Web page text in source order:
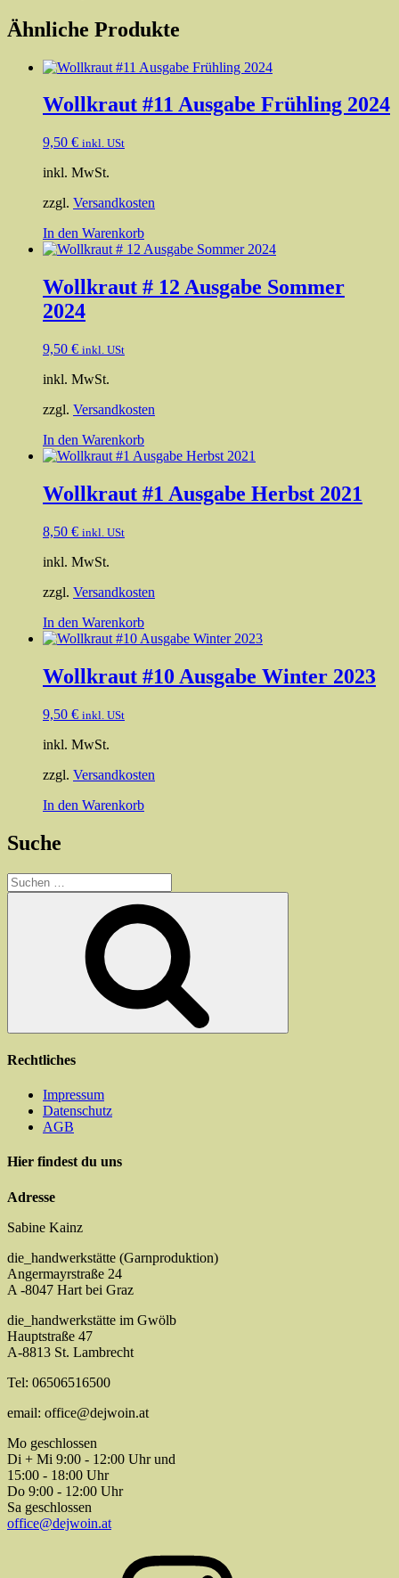
Ähnliche Produkte
Wollkraut #11 Ausgabe Frühling 2024
9,50 € inkl. USt
inkl. MwSt.
zzgl. Versandkosten
In den Warenkorb
Wollkraut # 12 Ausgabe Sommer
2024
9,50 € inkl. USt
inkl. MwSt.
zzgl. Versandkosten
In den Warenkorb
Wollkraut #1 Ausgabe Herbst 2021
8,50 € inkl. USt
inkl. MwSt.
zzgl. Versandkosten
In den Warenkorb
Wollkraut #10 Ausgabe Winter 2023
9,50 € inkl. USt
inkl. MwSt.
zzgl. Versandkosten
In den Warenkorb
Suche
Suchen
nach:
Rechtliches
Impressum
Datenschutz
AGB
Hier findest du uns
Adresse
Sabine Kainz
die_handwerkstätte (Garnproduktion)
Angermayrstraße 24
A -8047 Hart bei Graz
die_handwerkstätte im Gwölb
Hauptstraße 47
A-8813 St. Lambrecht
Tel: 06506516500
email: office@dejwoin.at
Mo geschlossen
Di + Mi 9:00 - 12:00 Uhr und
15:00 - 18:00 Uhr
Do 9:00 - 12:00 Uhr
Sa geschlossen
office@dejwoin.at